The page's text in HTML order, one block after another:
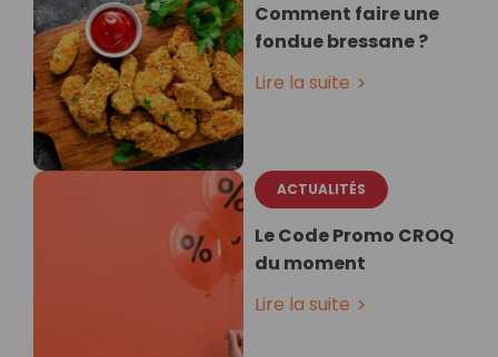
Comment faire une
fondue bressane ?
Lire la suite
ACTUALITÉS
Le Code Promo CROQ
du moment
Lire la suite